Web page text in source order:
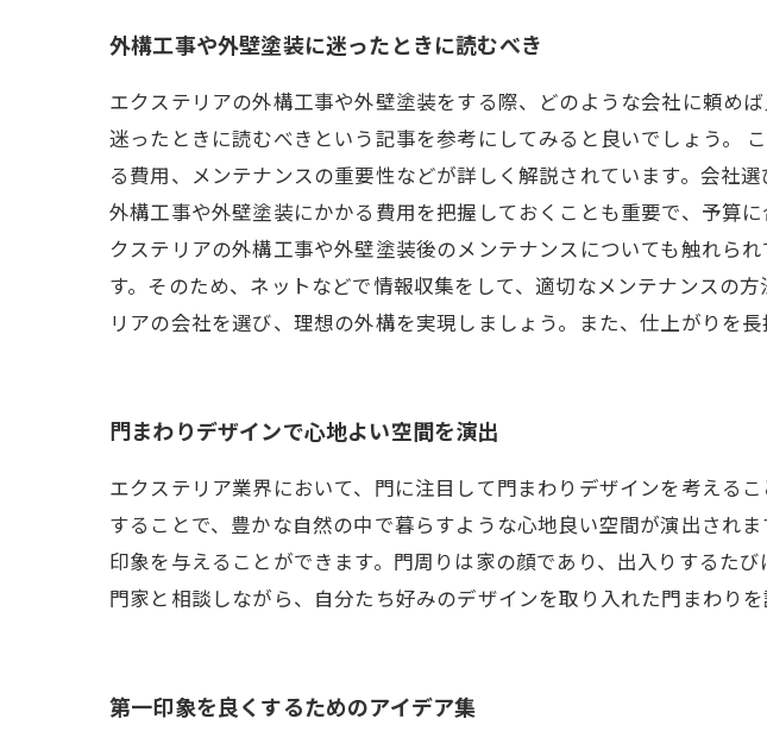
外構工事や外壁塗装に迷ったときに読むべき
エクステリアの外構工事や外壁塗装をする際、どのような会社に頼め
迷ったときに読むべきという記事を参考にしてみると良いでしょう。
る費用、メンテナンスの重要性などが詳しく解説されています。会社
外構工事や外壁塗装にかかる費用を把握しておくことも重要で、予算
クステリアの外構工事や外壁塗装後のメンテナンスについても触れら
す。そのため、ネットなどで情報収集をして、適切なメンテナンスの
リアの会社を選び、理想の外構を実現しましょう。また、仕上がりを
門まわりデザインで心地よい空間を演出
エクステリア業界において、門に注目して門まわりデザインを考える
することで、豊かな自然の中で暮らすような心地良い空間が演出され
印象を与えることができます。門周りは家の顔であり、出入りするた
門家と相談しながら、自分たち好みのデザインを取り入れた門まわり
第一印象を良くするためのアイデア集